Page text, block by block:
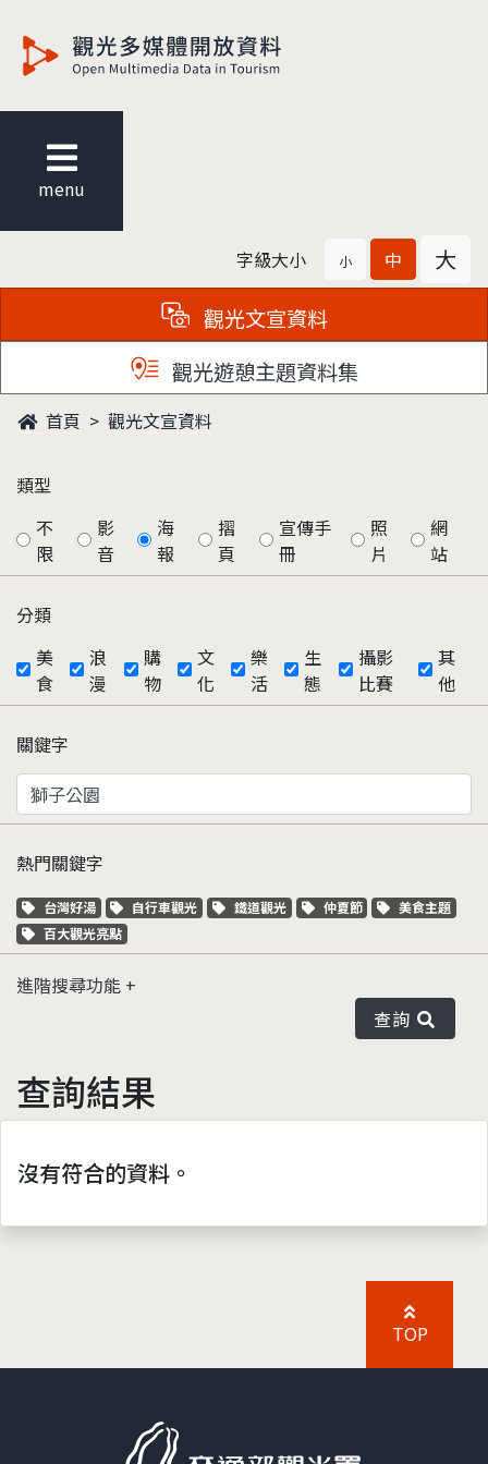
menu
字級大小 小 中 大
觀光文宣資料
觀光遊憩主題資料集
首頁 觀光文宣資料
類型
不
限
影
音
海
報
摺
頁
宣傳手
冊
照
片
網
站
分類
美
食
浪
漫
購
物
文
化
樂
活
生
態
攝影
比賽
其
他
關鍵字
熱門關鍵字
關鍵字標籤
台灣好湯 關鍵字標籤
自行車觀光 關鍵字標籤
鐵道觀光 關鍵字標籤
仲夏節 關鍵字標籤
美食主題
關鍵字標籤
百大觀光亮點
進階搜尋功能
查詢
查詢結果
沒有符合的資料。
TOP